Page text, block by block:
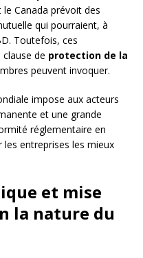
le Canada prévoit des
qui pourraient, à
Toutefois, ces
de protection de la
peuvent invoquer.
impose aux acteurs
et une grande
réglementaire en
entreprises les mieux
et mise
la nature du